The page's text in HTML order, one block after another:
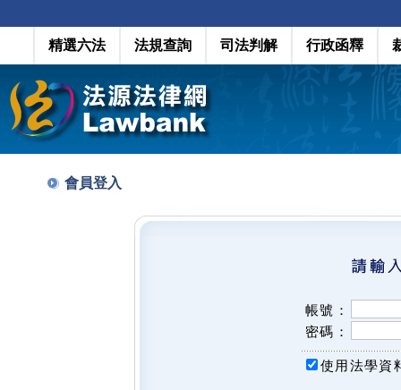
精選六法 法規查詢 司法判解 行政函釋
會員登入
帳號：
密碼：
使用法學資